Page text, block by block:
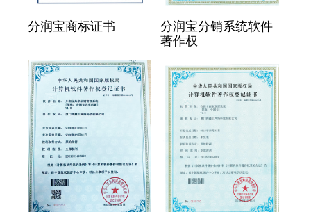
分润宝商标证书
分润宝分销系统软件
著作权